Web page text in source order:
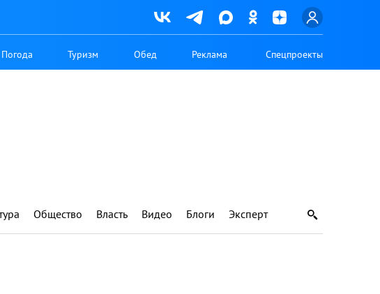
Погода Туризм Обед Реклама Спецпроекты
Общество Власть Видео Блоги Эксперт